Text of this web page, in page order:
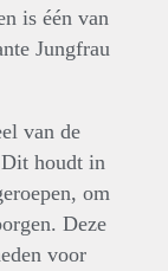
is één van
Jungfrau
van de
houdt in
om
Deze
voor